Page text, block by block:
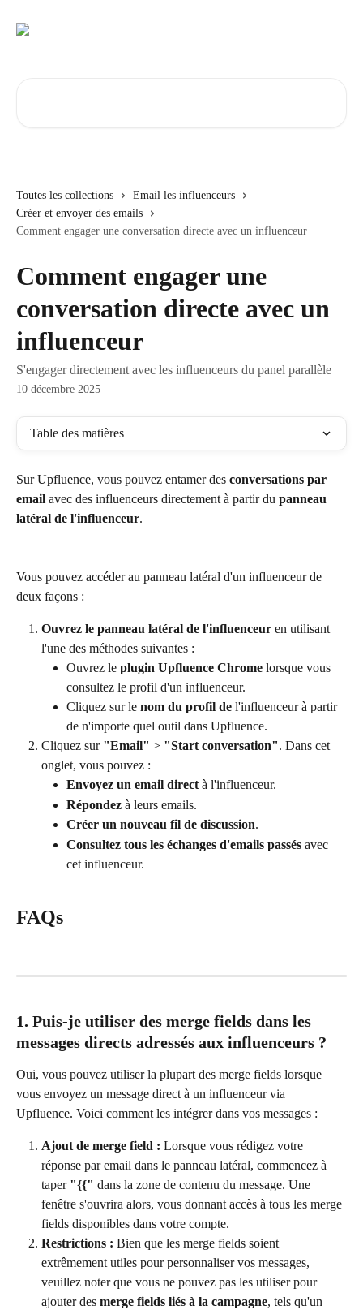
Toutes les collections
Email les influenceurs
Créer et envoyer des emails
Comment engager une conversation directe avec un influenceur
Comment engager une
conversation directe avec un
influenceur
S'engager directement avec les influenceurs du panel parallèle
10 décembre 2025
Table des matières
Sur Upfluence, vous pouvez entamer des conversations par
email avec des influenceurs directement à partir du panneau
latéral de l'influenceur.
Vous pouvez accéder au panneau latéral d'un influenceur de
deux façons :
Ouvrez le panneau latéral de l'influenceur en utilisant
l'une des méthodes suivantes :
Ouvrez le plugin Upfluence Chrome lorsque vous
consultez le profil d'un influenceur.
Cliquez sur le nom du profil de l'influenceur à partir
de n'importe quel outil dans Upfluence.
Cliquez sur "Email" > "Start conversation". Dans cet
onglet, vous pouvez :
Envoyez un email direct à l'influenceur.
Répondez à leurs emails.
Créer un nouveau fil de discussion.
Consultez tous les échanges d'emails passés avec
cet influenceur.
FAQs
1. Puis-je utiliser des merge fields dans les
messages directs adressés aux influenceurs ?
Oui, vous pouvez utiliser la plupart des merge fields lorsque
vous envoyez un message direct à un influenceur via
Upfluence. Voici comment les intégrer dans vos messages :
Ajout de merge field : Lorsque vous rédigez votre
réponse par email dans le panneau latéral, commencez à
taper "{{" dans la zone de contenu du message. Une
fenêtre s'ouvrira alors, vous donnant accès à tous les merge
fields disponibles dans votre compte.
Restrictions : Bien que les merge fields soient
extrêmement utiles pour personnaliser vos messages,
veuillez noter que vous ne pouvez pas les utiliser pour
ajouter des merge fields liés à la campagne, tels qu'un